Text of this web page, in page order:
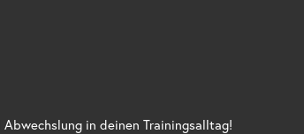
in deinen Trainingsalltag!